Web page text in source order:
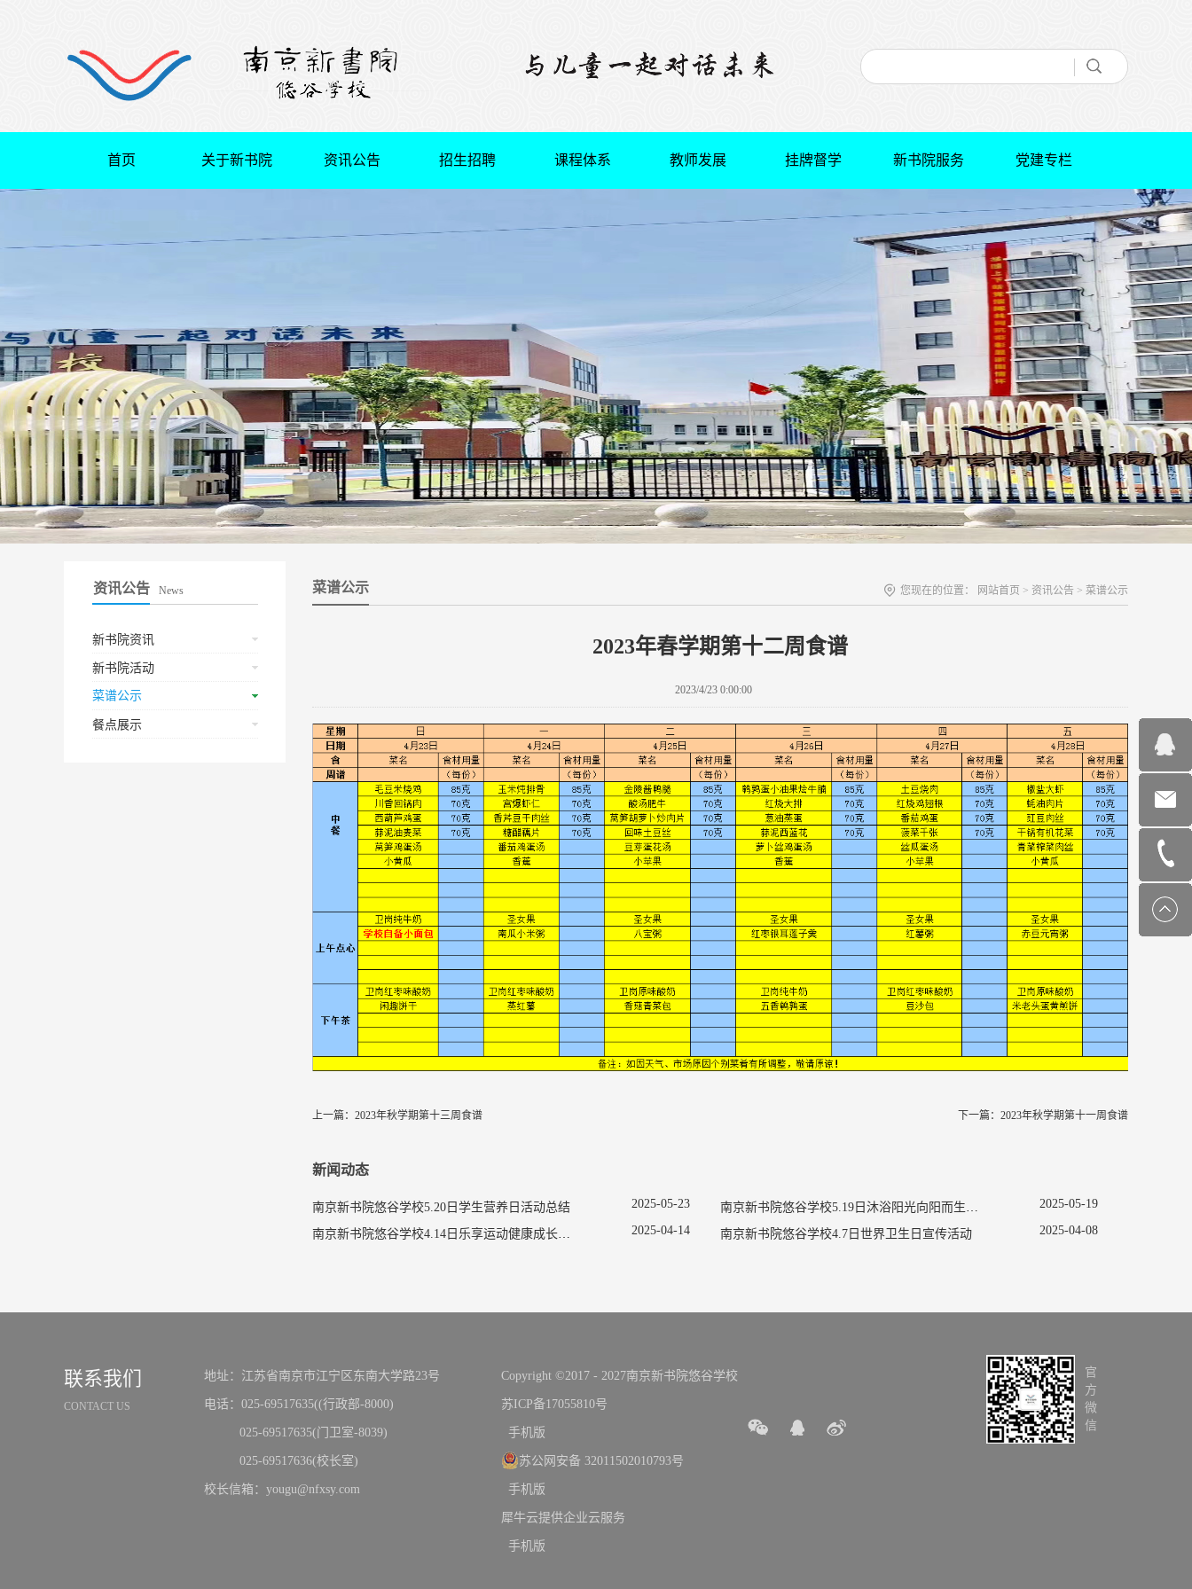
首页 关于新书院 资讯公告 招生招聘 课程体系 教师发展 挂牌督学 新书院服务 党建专栏
资讯公告 News
新书院资讯
新书院活动
菜谱公示
餐点展示
菜谱公示 您现在的位置： 网站首页 > 资讯公告 > 菜谱公示
2023年春学期第十二周食谱
2023/4/23 0:00:00
上一篇： 2023年秋学期第十三周食谱 下一篇： 2023年秋学期第十一周食谱
新闻动态
南京新书院悠谷学校5.20日学生营养日活动总结 2025-05-23 2025-05-19
2025-04-14 南京新书院悠谷学校4.7日世界卫生日宣传活动 2025-04-08
联系我们
CONTACT US
地址：江苏省南京市江宁区东南大学路23号
电话：025-69517635((行政部-8000)
025-69517635(门卫室-8039)
025-69517636(校长室)
校长信箱：yougu@nfxsy.com
Copyright ©2017 - 2027南京新书院悠谷学校
苏ICP备17055810号
手机版
苏公网安备 32011502010793号
手机版
犀牛云提供企业云服务
手机版
官
方
微
信